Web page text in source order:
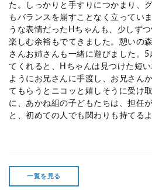
た。しっかりと手すりにつかまり、
もバランスを崩すことなく立ってい
うな表情だった H ちゃんも、少しず
楽しむ余裕もでてきました。憩いの
さんお姉さんも一緒に遊びました。 5
てくれると、
H ちゃんは見つけた短
ようにお兄さんに手渡し、お兄さん
てもらうとニコッと嬉しそうに受け
に、あかね組の子どもたちは、担任
と、初めての人でも関わりも持てる
一覧を見る